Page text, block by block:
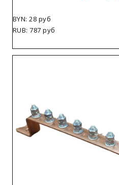
BYN: 28 руб
RUB: 787 руб